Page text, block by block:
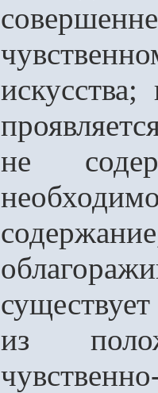
не
из